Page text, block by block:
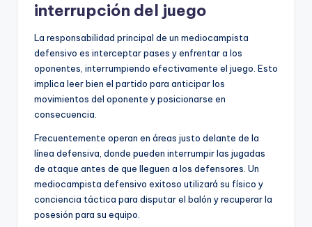
interrupción del juego
La responsabilidad principal de un mediocampista
defensivo es interceptar pases y enfrentar a los
oponentes, interrumpiendo efectivamente el juego. Esto
implica leer bien el partido para anticipar los
movimientos del oponente y posicionarse en
consecuencia.
Frecuentemente operan en áreas justo delante de la
línea defensiva, donde pueden interrumpir las jugadas
de ataque antes de que lleguen a los defensores. Un
mediocampista defensivo exitoso utilizará su físico y
conciencia táctica para disputar el balón y recuperar la
posesión para su equipo.